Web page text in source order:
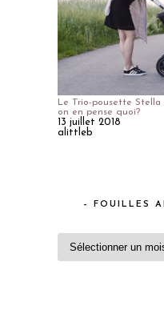
Le Trio-pousette
on en pense quoi?
13 juillet 2018
alittleb
– FOUILLES